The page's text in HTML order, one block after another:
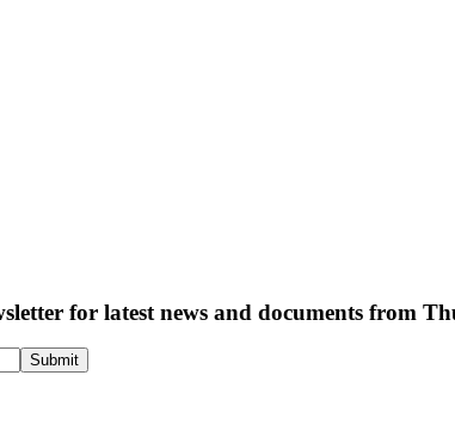
for latest news and documents from
Submit